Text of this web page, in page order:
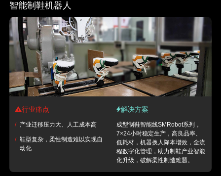
智能制鞋机器人
行业痛点
/ 产业迁移压力大、人工成本高
/ 鞋型复杂，柔性制造难以实现自
动化
解决方案
成型制鞋智能线SMRobot系列，
7×24小时稳定生产，高良品率、
低耗材，机器换人降本增效，全流
程数字化管理，助力制鞋产业智能
化升级，破解柔性制造难题。